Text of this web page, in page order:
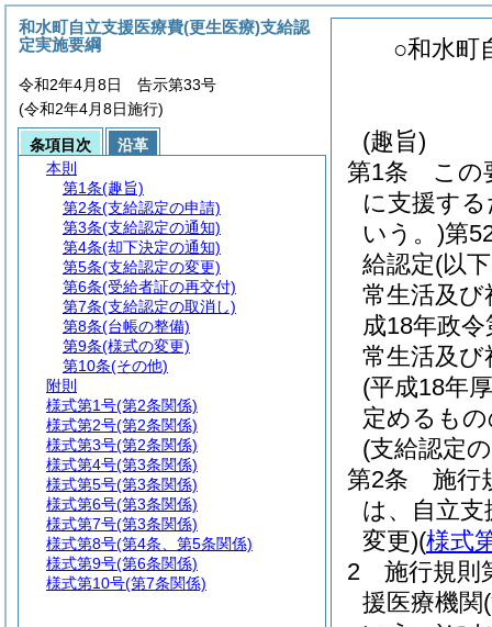
○和水町
(趣旨)
第1条
この
に支援す
いう。)第
給認定(以
常生活及
成18年政
常生活及
(平成18年
定めるも
(支給認定
第2条
施行
は、自立支
変更)(様式
2
施行規則
援医療機関
和水町自立支援医療費(更生医療)支給認
定実施要綱
令和2年4月8日 告示第33号
(令和2年4月8日施行)
条項目次
沿革
本則
第1条(趣旨)
第2条(支給認定の申請)
第3条(支給認定の通知)
第4条(却下決定の通知)
第5条(支給認定の変更)
第6条(受給者証の再交付)
第7条(支給認定の取消し)
第8条(台帳の整備)
第9条(様式の変更)
第10条(その他)
附則
様式第1号(第2条関係)
様式第2号(第2条関係)
様式第3号(第2条関係)
様式第4号(第3条関係)
様式第5号(第3条関係)
様式第6号(第3条関係)
様式第7号(第3条関係)
様式第8号(第4条、第5条関係)
様式第9号(第6条関係)
様式第10号(第7条関係)